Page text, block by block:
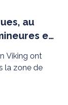
au
et
Viking ont
la zone de